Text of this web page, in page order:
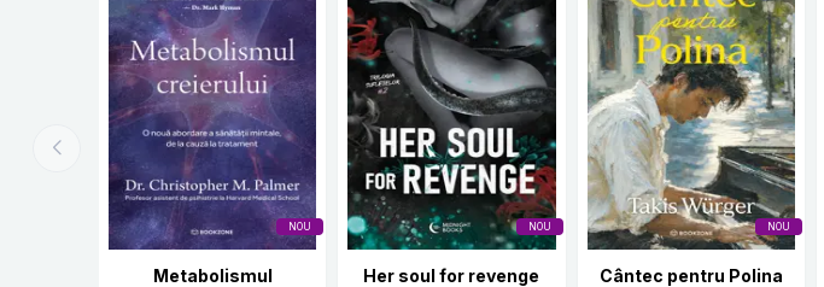
NOU
Metabolismul
NOU
Her soul for revenge
NOU
Cântec pentru Polina